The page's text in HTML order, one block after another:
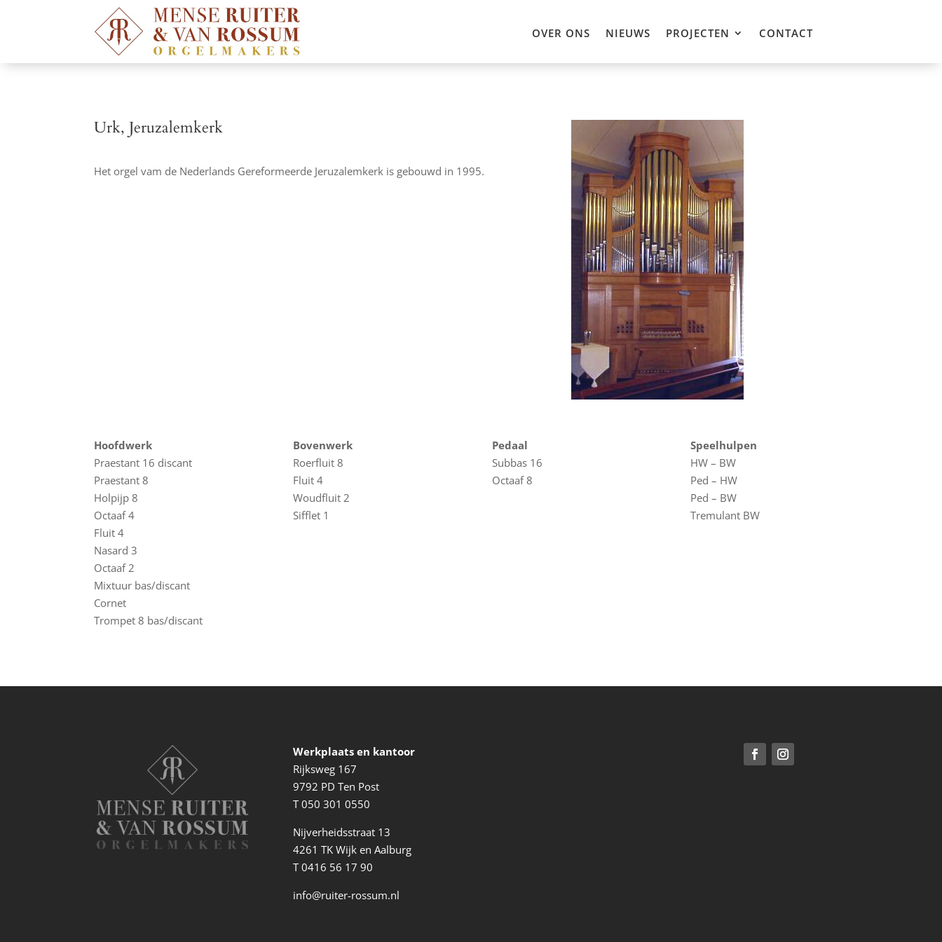
OVER ONS NIEUWS PROJECTEN CONTACT
Urk, Jeruzalemkerk
Het orgel vam de Nederlands Gereformeerde Jeruzalemkerk is gebouwd in 1995.
Hoofdwerk
Praestant 16 discant
Praestant 8
Holpijp 8
Octaaf 4
Fluit 4
Nasard 3
Octaaf 2
Mixtuur bas/discant
Cornet
Trompet 8 bas/discant
Bovenwerk
Roerfluit 8
Fluit 4
Woudfluit 2
Sifflet 1
Pedaal
Subbas 16
Octaaf 8
Speelhulpen
HW – BW
Ped – HW
Ped – BW
Tremulant BW
Werkplaats en kantoor
Rijksweg 167
9792 PD Ten Post
T 050 301 0550
Nijverheidsstraat 13
4261 TK Wijk en Aalburg
T 0416 56 17 90
info@ruiter-rossum.nl